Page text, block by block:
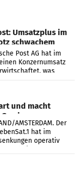
Umsatzplus im
schwachem
Post AG hat im
Konzernumsatz
was
gegenüber dem
und macht
AMSTERDAM. Der
hat im
operativ